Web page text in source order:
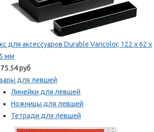
для аксессуаров Durable Varicolor, 122 x 62 x
мм
руб
для левшей
Линейки для левшей
Ножницы для левшей
Тетради для левшей
Точилки для левшей